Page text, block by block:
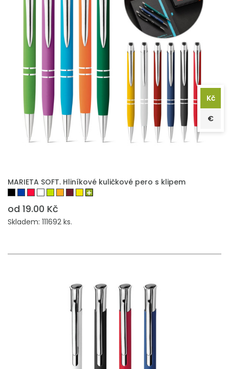
PŘIDAT DO POPTÁVKY
MARIETA SOFT. Hliníkové kuličkové pero s klipem
od 19.00 Kč
Skladem: 111692 ks.
Kč
€